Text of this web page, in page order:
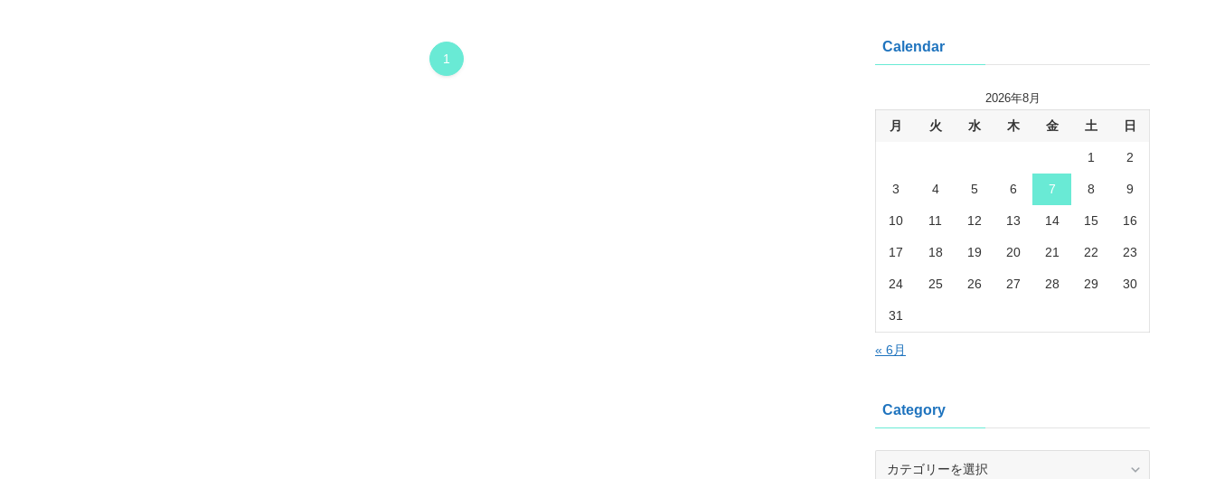
1
Calendar
2026年8月
月 火 水 木 金 土 日
1 2
3 4 5 6 7 8 9
10 11 12 13 14 15 16
17 18 19 20 21 22 23
24 25 26 27 28 29 30
31
« 6月
Category